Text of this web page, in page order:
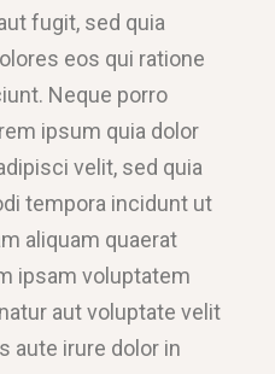
fugit, sed quia
eos qui ratione
Neque porro
ipsum quia dolor
velit, sed quia
tempora incidunt ut
aliquam quaerat
ipsam voluptatem
aut voluptate velit
aute irure dolor in